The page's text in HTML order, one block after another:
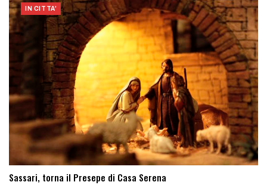
IN CITTA'
Sassari, torna il Presepe di Casa Serena